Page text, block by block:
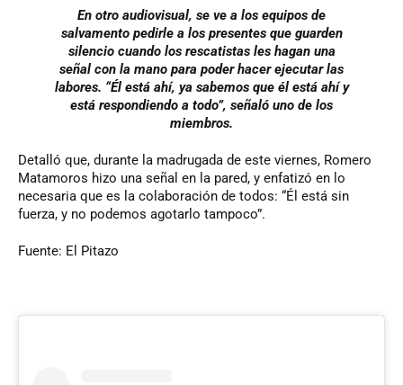
En otro audiovisual, se ve a los equipos de
salvamento pedirle a los presentes que guarden
silencio cuando los rescatistas les hagan una
señal con la mano para poder hacer ejecutar las
labores. “Él está ahí, ya sabemos que él está ahí y
está respondiendo a todo”, señaló uno de los
miembros.
Detalló que, durante la madrugada de este viernes, Romero
Matamoros hizo una señal en la pared, y enfatizó en lo
necesaria que es la colaboración de todos: “Él está sin
fuerza, y no podemos agotarlo tampoco”.
Fuente: El Pitazo